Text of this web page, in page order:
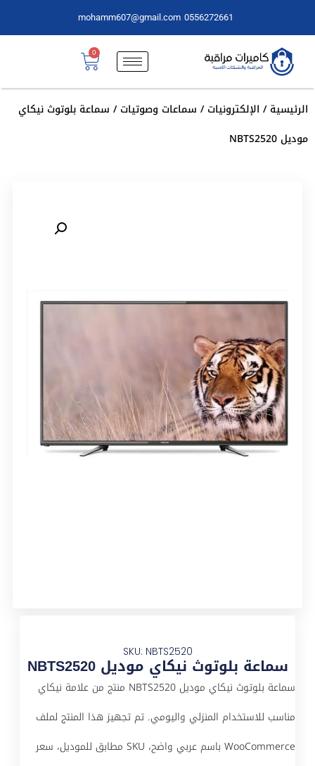
0556272661
mohamm607@gmail.com
0
الرئيسية/ الإلكترونيات/ سماعات وصوتيات/ سماعة بلوتوث نيكاي
موديل NBTS2520
SKU: NBTS2520
سماعة بلوتوث نيكاي موديل NBTS2520
سماعة بلوتوث نيكاي موديل NBTS2520 منتج من علامة نيكاي
مناسب للاستخدام المنزلي واليومي. تم تجهيز هذا المنتج لملف
WooCommerce باسم عربي واضح، SKU مطابق للموديل، سعر